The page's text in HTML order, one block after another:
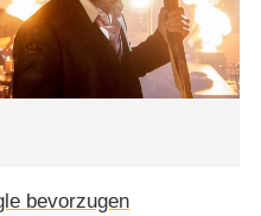
bevorzugen